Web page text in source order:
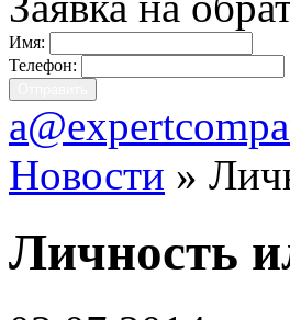
Имя:
Телефон:
Новости »
Личность